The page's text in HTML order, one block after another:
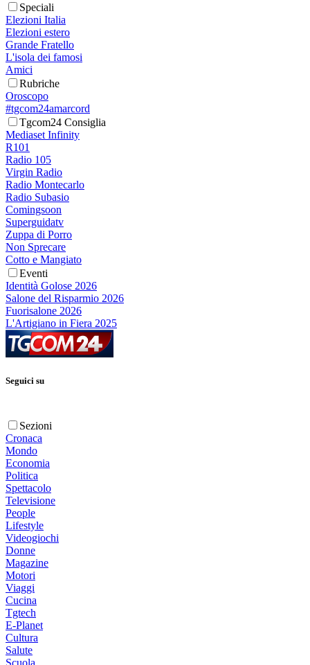
Speciali
Elezioni Italia
Elezioni estero
Grande Fratello
L'isola dei famosi
Amici
Rubriche
Oroscopo
#tgcom24amarcord
Tgcom24 Consiglia
Mediaset Infinity
R101
Radio 105
Virgin Radio
Radio Montecarlo
Radio Subasio
Comingsoon
Superguidatv
Zuppa di Porro
Non Sprecare
Cotto e Mangiato
Eventi
Identità Golose 2026
Salone del Risparmio 2026
Fuorisalone 2026
L'Artigiano in Fiera 2025
Seguici su
Sezioni
Cronaca
Mondo
Economia
Politica
Spettacolo
Televisione
People
Lifestyle
Videogiochi
Donne
Magazine
Motori
Viaggi
Cucina
Tgtech
E-Planet
Cultura
Salute